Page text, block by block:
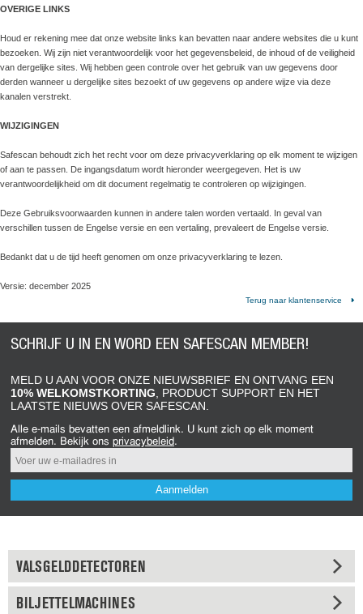
OVERIGE LINKS
Houd er rekening mee dat onze website links kan bevatten naar andere websites die u kunt
bezoeken. Wij zijn niet verantwoordelijk voor het gegevensbeleid, de inhoud of de veiligheid
van dergelijke sites. Wij hebben geen controle over het gebruik van uw gegevens door
derden wanneer u dergelijke sites bezoekt of uw gegevens op andere wijze via deze
kanalen verstrekt.
WIJZIGINGEN
Safescan behoudt zich het recht voor om deze privacyverklaring op elk moment te wijzigen
of aan te passen. De ingangsdatum wordt hieronder weergegeven. Het is uw
verantwoordelijkheid om dit document regelmatig te controleren op wijzigingen.
Deze Gebruiksvoorwaarden kunnen in andere talen worden vertaald. In geval van
verschillen tussen de Engelse versie en een vertaling, prevaleert de Engelse versie.
Bedankt dat u de tijd heeft genomen om onze privacyverklaring te lezen.
Versie: december 2025
Terug naar klantenservice
SCHRIJF U IN EN WORD EEN SAFESCAN MEMBER!
MELD U AAN VOOR ONZE NIEUWSBRIEF EN ONTVANG EEN
10% WELKOMSTKORTING , PRODUCT SUPPORT EN HET
LAATSTE NIEUWS OVER SAFESCAN.
Alle e-mails bevatten een afmeldlink. U kunt zich op elk moment
afmelden. Bekijk ons ​​privacybeleid.
Aanmelden
VALSGELDDETECTOREN
BILJETTELMACHINES